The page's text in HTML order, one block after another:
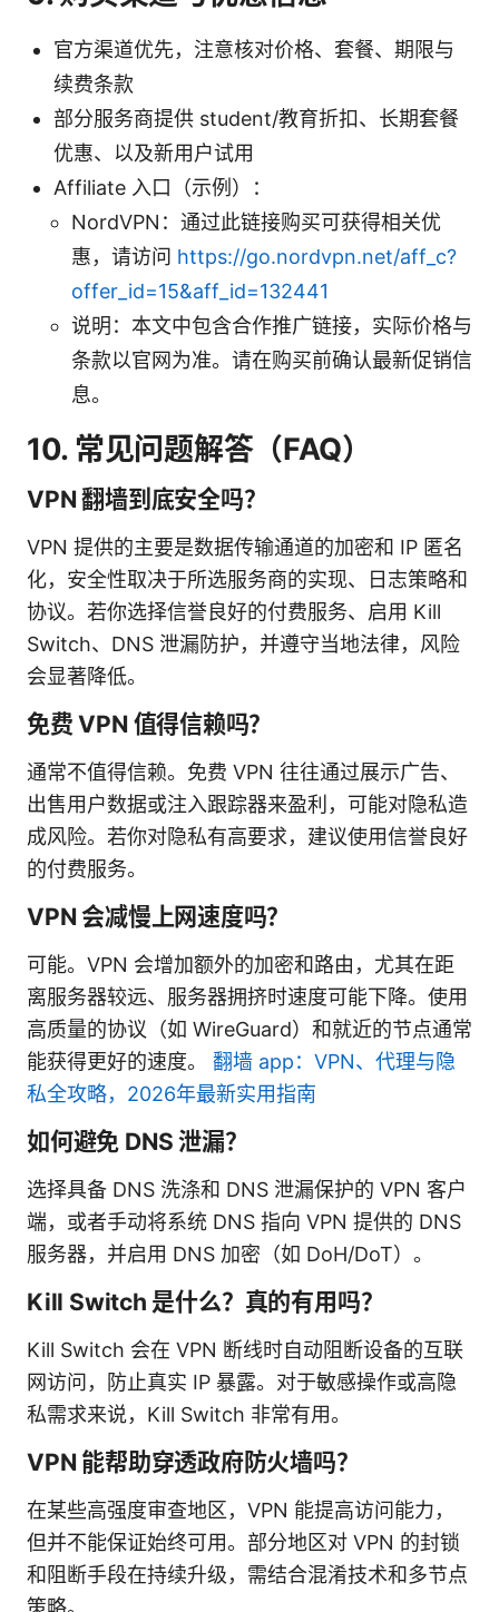
官方渠道优先，注意核对价格、套餐、期限与
续费条款
部分服务商提供 student/教育折扣、长期套餐
优惠、以及新用户试用
Affiliate 入口（示例）：
NordVPN：通过此链接购买可获得相关优
惠，请访问 https://go.nordvpn.net/aff_c?
offer_id=15&aff_id=132441
说明：本文中包含合作推广链接，实际价格与
条款以官网为准。请在购买前确认最新促销信
息。
10. 常见问题解答（FAQ）
VPN 翻墙到底安全吗？
VPN 提供的主要是数据传输通道的加密和 IP 匿名
化，安全性取决于所选服务商的实现、日志策略和
协议。若你选择信誉良好的付费服务、启用 Kill
Switch、DNS 泄漏防护，并遵守当地法律，风险
会显著降低。
免费 VPN 值得信赖吗？
通常不值得信赖。免费 VPN 往往通过展示广告、
出售用户数据或注入跟踪器来盈利，可能对隐私造
成风险。若你对隐私有高要求，建议使用信誉良好
的付费服务。
VPN 会减慢上网速度吗？
可能。VPN 会增加额外的加密和路由，尤其在距
离服务器较远、服务器拥挤时速度可能下降。使用
高质量的协议（如 WireGuard）和就近的节点通常
能获得更好的速度。 翻墙 app：VPN、代理与隐
私全攻略，2026年最新实用指南
如何避免 DNS 泄漏？
选择具备 DNS 洗涤和 DNS 泄漏保护的 VPN 客户
端，或者手动将系统 DNS 指向 VPN 提供的 DNS
服务器，并启用 DNS 加密（如 DoH/DoT）。
Kill Switch 是什么？真的有用吗？
Kill Switch 会在 VPN 断线时自动阻断设备的互联
网访问，防止真实 IP 暴露。对于敏感操作或高隐
私需求来说，Kill Switch 非常有用。
VPN 能帮助穿透政府防火墙吗？
在某些高强度审查地区，VPN 能提高访问能力，
但并不能保证始终可用。部分地区对 VPN 的封锁
和阻断手段在持续升级，需结合混淆技术和多节点
策略。